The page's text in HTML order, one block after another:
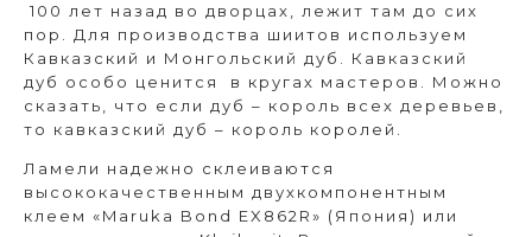
100 лет назад во дворцах, лежит там до сих
пор. Для производства шиитов используем
Кавказский и Монгольский дуб. Кавказский
дуб особо ценится в кругах мастеров. Можно
сказать, что если дуб – король всех деревьев,
то кавказский дуб – король королей.
Ламели надежно склеиваются
высококачественным двухкомпонентным
клеем «Maruka Bond EX862R» (Япония) или